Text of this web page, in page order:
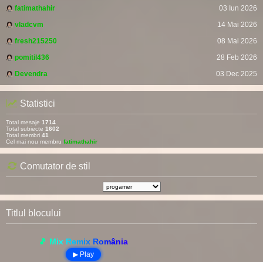
fatimathahir
03 Iun 2026
vladcvm
14 Mai 2026
fresh215250
08 Mai 2026
pomitil436
28 Feb 2026
Devendra
03 Dec 2025
Statistici
Total mesaje 1714
Total subiecte 1602
Total membri 41
Cel mai nou membru fatimathahir
Comutator de stil
Titlul blocului
🎵 Mix Remix România
▶ Play